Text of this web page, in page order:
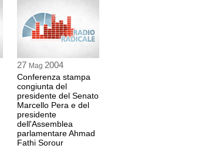
27 Mag 2004
Conferenza stampa
congiunta del
presidente del Senato
Marcello Pera e del
presidente
dell'Assemblea
parlamentare Ahmad
Fathi Sorour